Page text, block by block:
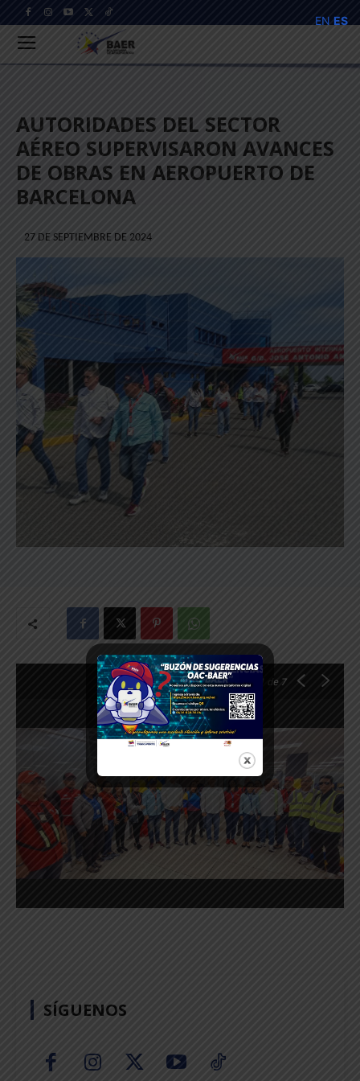
AUTORIDADES DEL SECTOR
AÉREO SUPERVISARON AVANCES
DE OBRAS EN AEROPUERTO DE
BARCELONA
27 DE SEPTIEMBRE DE 2024
de 7
SÍGUENOS
EN ES